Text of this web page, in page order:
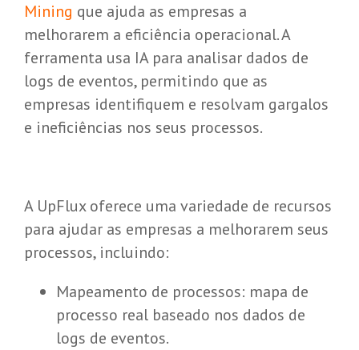
Mining que ajuda as empresas a
melhorarem a eficiência operacional. A
ferramenta usa IA para analisar dados de
logs de eventos, permitindo que as
empresas identifiquem e resolvam gargalos
e ineficiências nos seus processos.
A UpFlux oferece uma variedade de recursos
para ajudar as empresas a melhorarem seus
processos, incluindo:
Mapeamento de processos: mapa de
processo real baseado nos dados de
logs de eventos.